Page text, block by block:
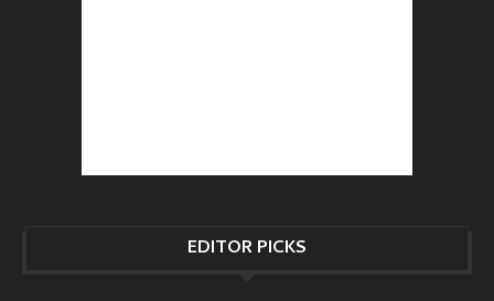
EDITOR PICKS